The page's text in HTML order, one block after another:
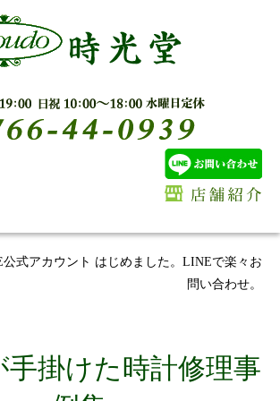
式アカウント はじめました。LINEで楽々お
問い合わせ。
手掛けた時計修理事